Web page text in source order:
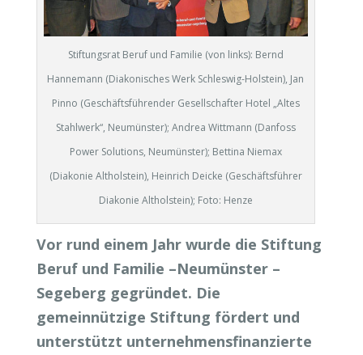
Stiftungsrat Beruf und Familie (von links): Bernd
Hannemann (Diakonisches Werk Schleswig-Holstein), Jan
Pinno (Geschäftsführender Gesellschafter Hotel „Altes
Stahlwerk“, Neumünster); Andrea Wittmann (Danfoss
Power Solutions, Neumünster); Bettina Niemax
(Diakonie Altholstein), Heinrich Deicke (Geschäftsführer
Diakonie Altholstein); Foto: Henze
Vor rund einem Jahr wurde die Stiftung
Beruf und Familie –Neumünster –
Segeberg gegründet. Die
gemeinnützige Stiftung fördert und
unterstützt unternehmensfinanzierte